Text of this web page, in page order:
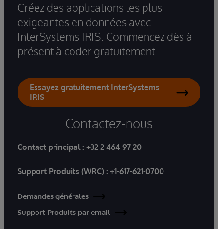
Créez des applications les plus
exigeantes en données avec
InterSystems IRIS. Commencez dès à
présent à coder gratuitement.
Essayez gratuitement InterSystems
IRIS
Contactez-nous
Contact principal : +32 2 464 97 20
Support Produits (WRC) : +1-617-621-0700
Demandes générales
Support Produits par email